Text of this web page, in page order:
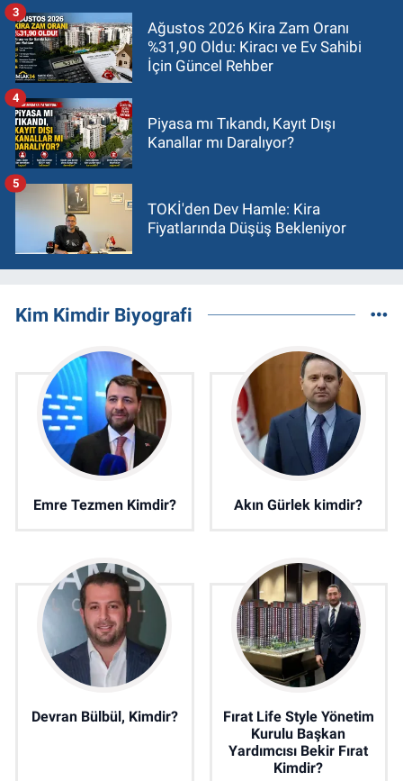
Ağustos 2026 Kira Zam Oranı
%31,90 Oldu: Kiracı ve Ev Sahibi
İçin Güncel Rehber
3
Piyasa mı Tıkandı, Kayıt Dışı
Kanallar mı Daralıyor?
4
TOKİ'den Dev Hamle: Kira
Fiyatlarında Düşüş Bekleniyor
5
Kim Kimdir Biyografi
Emre Tezmen Kimdir? Akın Gürlek kimdir?
Devran Bülbül, Kimdir?
Fırat Life Style Yönetim
Kurulu Başkan
Yardımcısı Bekir Fırat
Kimdir?